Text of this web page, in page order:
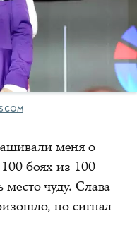
меня о
боях из 100
место чуду. Слава
но сигнал